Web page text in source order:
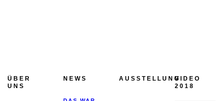
ÜBER
UNS
NEWS AUSSTELLUNGVIDEO
2018